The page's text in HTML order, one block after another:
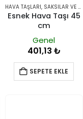
HAVA TAŞLARI, SAKSILAR VE YETIŞTIRME SISTEMLERI
Esnek Hava Taşı 45
cm
Genel
401,13 ₺
SEPETE EKLE